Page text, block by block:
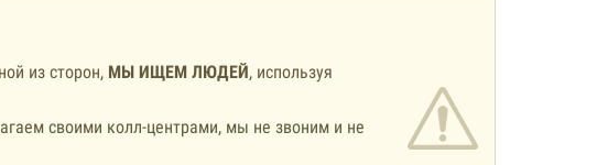
из сторон, МЫ ИЩЕМ ЛЮДЕЙ, используя
своими колл-центрами, мы не звоним и не